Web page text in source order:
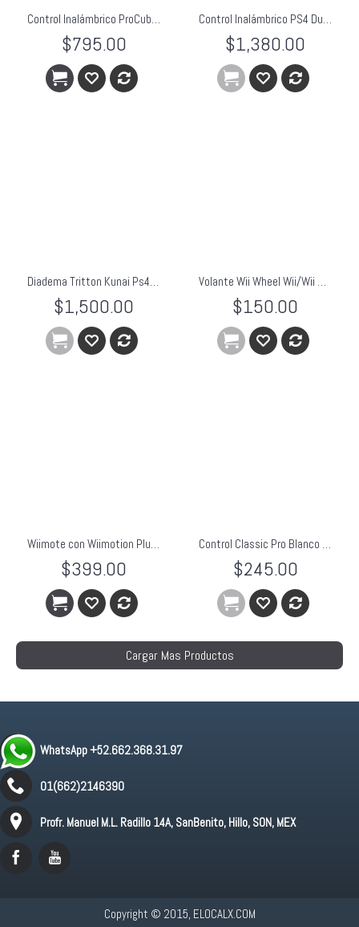
Control Inalámbrico ProCube Para Wii U Blanco Hyperkin
$795.00
Control Inalámbrico PS4 DualShock 4 Blanco
$1,380.00
Diadema Tritton Kunai Ps4 Ps3 Psvita Audifonos Microfono BLANCO
$1,500.00
Volante Wii Wheel Wii/Wii U Blanco Mario Kart
$150.00
Wiimote con Wiimotion Plus Integrado Blanco
$399.00
Control Classic Pro Blanco para Wii
$245.00
Cargar Mas Productos
WhatsApp +52.662.368.31.97
01(662)2146390
Profr. Manuel M.L. Radillo 14A, SanBenito, Hillo, SON, MEX
Copyright © 2015, ELOCALX.COM